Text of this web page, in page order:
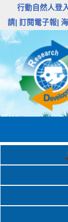
行動自然人登
請| 訂閱電子報|